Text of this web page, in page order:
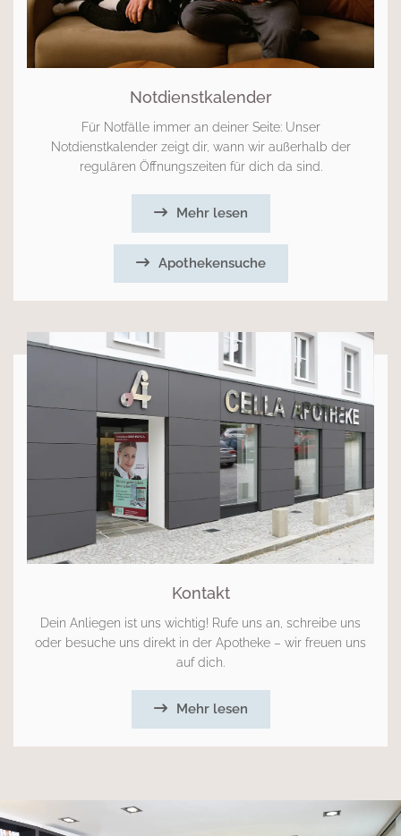
Notdienstkalender
Für Notfälle immer an deiner Seite: Unser
Notdienstkalender zeigt dir, wann wir außerhalb der
regulären Öffnungszeiten für dich da sind.
Mehr lesen
Apothekensuche
Kontakt
Dein Anliegen ist uns wichtig! Rufe uns an, schreibe uns
oder besuche uns direkt in der Apotheke – wir freuen uns
auf dich.
Mehr lesen